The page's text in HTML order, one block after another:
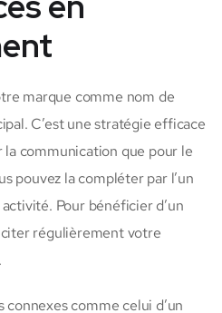
marque comme nom de
C’est une stratégie efficace
communication que pour le
pouvez la compléter par l’un
Pour bénéficier d’un
citer régulièrement votre
comme celui d’un